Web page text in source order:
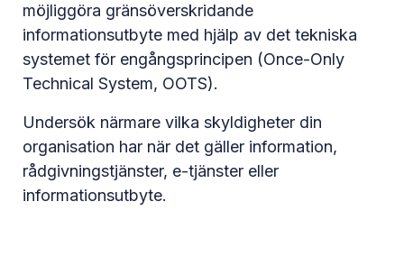
möjliggöra gränsöverskridande
informationsutbyte med hjälp av det tekniska
systemet för engångsprincipen (Once-Only
Technical System, OOTS).
Undersök närmare vilka skyldigheter din
organisation har när det gäller information,
rådgivningstjänster, e-tjänster eller
informationsutbyte.